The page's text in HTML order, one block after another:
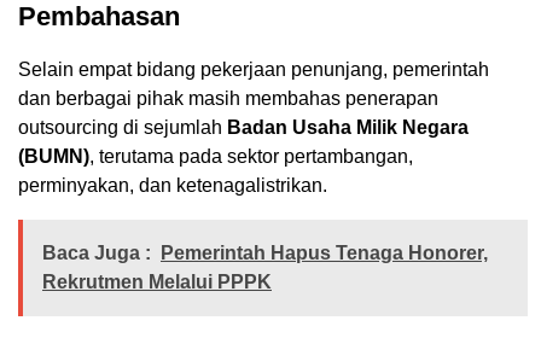
Pembahasan
Selain empat bidang pekerjaan penunjang, pemerintah
dan berbagai pihak masih membahas penerapan
outsourcing di sejumlah Badan Usaha Milik Negara
(BUMN), terutama pada sektor pertambangan,
perminyakan, dan ketenagalistrikan.
Baca Juga :
Pemerintah Hapus Tenaga Honorer,
Rekrutmen Melalui PPPK